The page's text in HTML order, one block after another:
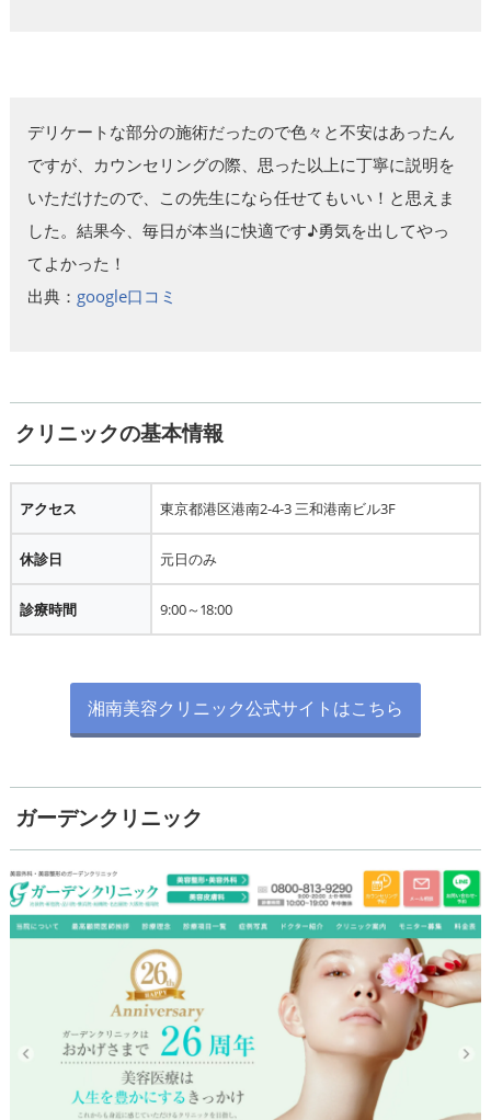
デリケートな部分の施術だったので色々と不安はあったん
ですが、カウンセリングの際、思った以上に丁寧に説明を
いただけたので、この先生になら任せてもいい！と思えま
した。結果今、毎日が本当に快適です♪勇気を出してやっ
てよかった！
出典： google口コミ
クリニックの基本情報
アクセス 東京都港区港南2-4-3 三和港南ビル3F
休診日 元日のみ
診療時間 9:00～18:00
湘南美容クリニック公式サイトはこちら
ガーデンクリニック